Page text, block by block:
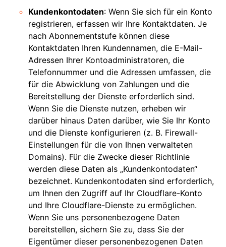
Kundenkontodaten: Wenn Sie sich für ein Konto
registrieren, erfassen wir Ihre Kontaktdaten. Je
nach Abonnementstufe können diese
Kontaktdaten Ihren Kundennamen, die E-Mail-
Adressen Ihrer Kontoadministratoren, die
Telefonnummer und die Adressen umfassen, die
für die Abwicklung von Zahlungen und die
Bereitstellung der Dienste erforderlich sind.
Wenn Sie die Dienste nutzen, erheben wir
darüber hinaus Daten darüber, wie Sie Ihr Konto
und die Dienste konfigurieren (z. B. Firewall-
Einstellungen für die von Ihnen verwalteten
Domains). Für die Zwecke dieser Richtlinie
werden diese Daten als „Kundenkontodaten“
bezeichnet. Kundenkontodaten sind erforderlich,
um Ihnen den Zugriff auf Ihr Cloudflare-Konto
und Ihre Cloudflare-Dienste zu ermöglichen.
Wenn Sie uns personenbezogene Daten
bereitstellen, sichern Sie zu, dass Sie der
Eigentümer dieser personenbezogenen Daten